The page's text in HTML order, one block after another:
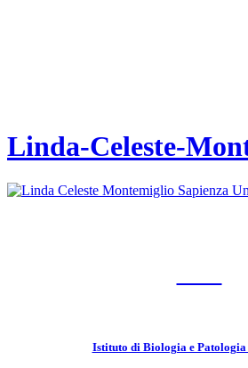
Linda-Celeste-
Istituto di Biologia e